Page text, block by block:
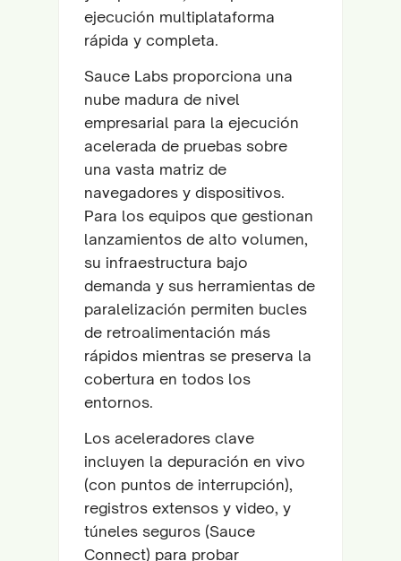
ejecución multiplataforma
rápida y completa.
Sauce Labs proporciona una
nube madura de nivel
empresarial para la ejecución
acelerada de pruebas sobre
una vasta matriz de
navegadores y dispositivos.
Para los equipos que gestionan
lanzamientos de alto volumen,
su infraestructura bajo
demanda y sus herramientas de
paralelización permiten bucles
de retroalimentación más
rápidos mientras se preserva la
cobertura en todos los
entornos.
Los aceleradores clave
incluyen la depuración en vivo
(con puntos de interrupción),
registros extensos y video, y
túneles seguros (Sauce
Connect) para probar